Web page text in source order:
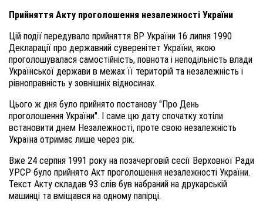
Прийняття Акту проголошення незалежності України
Цій події передувало прийняття ВР України 16 липня 1990
Декларації про державний суверенітет України, якою
проголошувалася самостійність, повнота і неподільність влади
Української держави в межах її територій та незалежність і
рівноправність у зовнішніх відносинах.
Цього ж дня було прийнято постанову "Про День
проголошення України". І саме цю дату спочатку хотіли
встановити днем Незалежності, проте свою незалежність
Україна отримає лише через рік.
Вже 24 серпня 1991 року на позачерговій сесії Верховної Ради
УРСР було прийнято Акт проголошення незалежності України.
Текст Акту складав 93 слів був набраний на друкарській
машинці та вміщався на одному папірці.